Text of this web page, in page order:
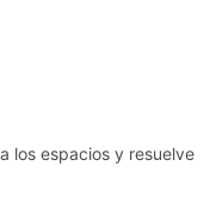
los espacios y resuelve